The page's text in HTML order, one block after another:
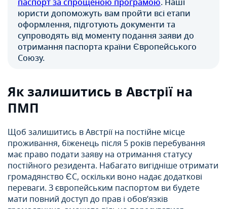
паспорт за спрощеною програмою. Наші
юристи допоможуть вам пройти всі етапи
оформлення, підготують документи та
супроводять від моменту подання заяви до
отримання паспорта країни Європейського
Союзу.
Як залишитись в Австрії на
ПМП
Щоб залишитись в Австрії на постійне місце
проживання, біженець після 5 років перебування
має право подати заяву на отримання статусу
постійного резидента. Набагато вигідніше отримати
громадянство ЄС, оскільки воно надає додаткові
переваги. З європейським паспортом ви будете
мати повний доступ до прав і обов’язків